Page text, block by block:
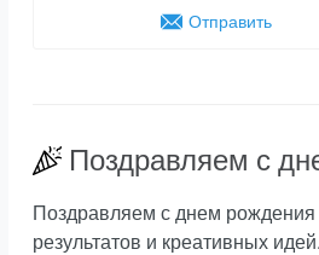
Отправить
Поздравляем с
Поздравляем с днем рождения
результатов и креативных